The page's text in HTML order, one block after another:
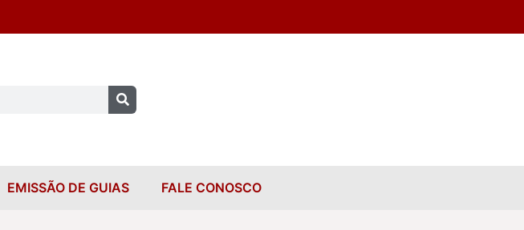
EMISSÃO DE GUIAS FALE CONOSCO